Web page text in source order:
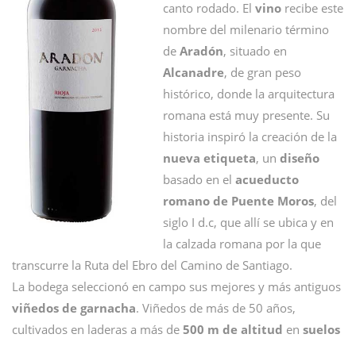
canto rodado. El vino recibe este
nombre del milenario término
de Aradón, situado en
Alcanadre, de gran peso
histórico, donde la arquitectura
romana está muy presente. Su
historia inspiró la creación de la
nueva etiqueta, un diseño
basado en el acueducto
romano de Puente Moros, del
siglo I d.c, que allí se ubica y en
la calzada romana por la que
transcurre la Ruta del Ebro del Camino de Santiago.
La bodega seleccionó en campo sus mejores y más antiguos
viñedos de garnacha. Viñedos de más de 50 años,
cultivados en laderas a más de 500 m de altitud en suelos